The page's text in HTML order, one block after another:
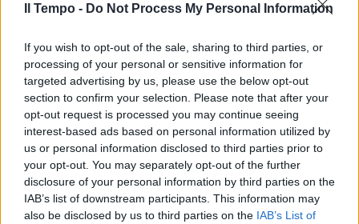
Il Tempo - Do Not Process My Personal Information
If you wish to opt-out of the sale, sharing to third parties, or
processing of your personal or sensitive information for
targeted advertising by us, please use the below opt-out
section to confirm your selection. Please note that after your
opt-out request is processed you may continue seeing
interest-based ads based on personal information utilized by
us or personal information disclosed to third parties prior to
your opt-out. You may separately opt-out of the further
disclosure of your personal information by third parties on the
IAB’s list of downstream participants. This information may
also be disclosed by us to third parties on the IAB’s List of